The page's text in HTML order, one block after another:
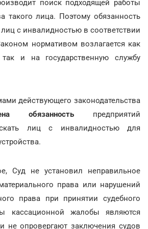
поиск подходящей работы
такого лица. Поэтому обязанность
лиц с инвалидностью в соответствии
нормативом возлагается как
так и на государственную службу
действующего законодательства
обязанность предприятий
лиц с инвалидностью для
Суд не установил неправильное
права или нарушений
права при принятии судебного
кассационной жалобы являются
не опровергают заключения судов